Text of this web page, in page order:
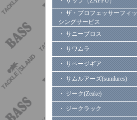
・ ザ・プロフェッサーフィッ
シングサービス
・ サニーブロス
・ サワムラ
・ サベージギア
・ サムルアーズ(sumlures)
・ ジーク(Zeake)
・ ジークラック